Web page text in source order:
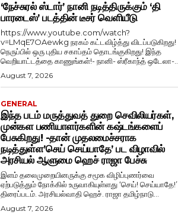
‘நேச்சுரல் ஸ்டார்’ நானி நடித்திருக்கும் ‘தி
பாரடைஸ்’ படத்தின் டீசர் வெளியீடு
https://www.youtube.com/watch?
v=LMqE7OAewkg நரகம் கட்டவிழ்த்து விடப்படுகிறது!
நெருப்பில் ஒரு புதிய சகாப்தம் தொடங்குகிறது! இந்த
வெறியாட்டத்தை காணுங்கள்!- நானி- ஸ்ரீகாந்த் ஒடேலா-...
August 7, 2026
GENERAL
இந்த படம் மருத்துவத் துறை செவிலியர்கள்,
முன்கள பணியாளர்களின் கஷ்டங்களைப்
பேசுகிறது! -தான் முதலமைச்சராக
நடித்துள்ள’செய் செய்யாதே’ பட விழாவில்
அரசியல் ஆளுமை ஹெச் ராஜா பேச்சு
இளம் தலைமுறையினருக்கு சமூக விழிப்புணர்வை
ஏற்படுத்தும் நோக்கில் உருவாகியுள்ளது ‘செய்! செய்யாதே!’
திரைப்படம். அரசியல்வாதி ஹெச். ராஜா தமிழ்நாடு...
August 7, 2026